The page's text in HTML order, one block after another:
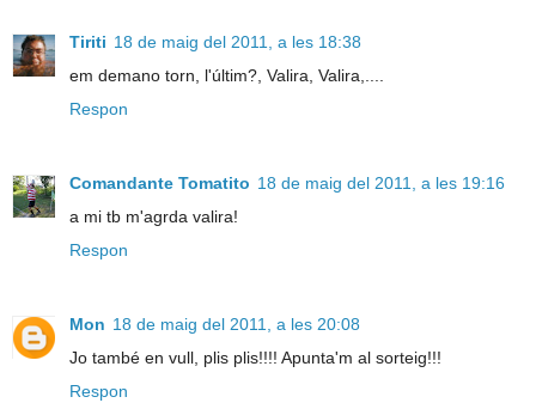
Tiriti 18 de maig del 2011, a les 18:38
em demano torn, l'últim?, Valira, Valira,....
Respon
Comandante Tomatito 18 de maig del 2011, a les 19:16
a mi tb m'agrda valira!
Respon
Mon 18 de maig del 2011, a les 20:08
Jo també en vull, plis plis!!!! Apunta'm al sorteig!!!
Respon